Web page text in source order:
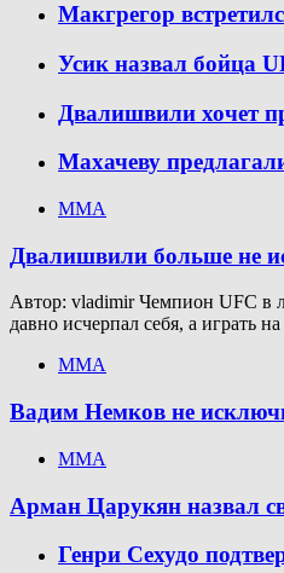
Макгрегор
Усик назвал бойца
Двалишвили хочет
Махачеву
ММА
Двалишвили больше не
Автор: vladimir Чемпион UFC в
давно исчерпал себя, а играть
ММА
Вадим Немков не
ММА
Арман Царукян назвал
Генри Сехудо